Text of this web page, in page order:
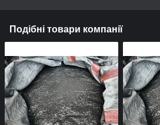
Подібні товари компанії